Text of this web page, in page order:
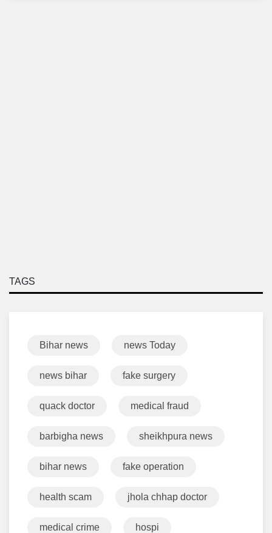
TAGS
Bihar news news Today
news bihar fake surgery
quack doctor medical fraud
barbigha news sheikhpura news
bihar news fake operation
health scam jhola chhap doctor
medical crime hospi